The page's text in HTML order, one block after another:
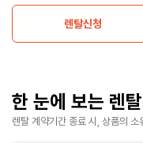
렌탈신청
한 눈에 보는 렌
렌탈 계약기간 종료 시, 상품의